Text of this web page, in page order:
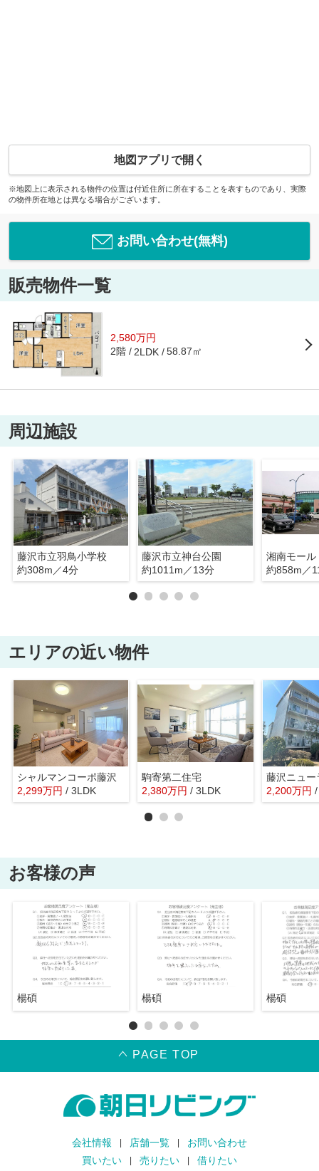
地図アプリで開く
※地図上に表示される物件の位置は付近住所に所在することを表すものであり、実際
の物件所在地とは異なる場合がございます。
お問い合わせ(無料)
販売物件一覧
2,580万円
2階 2LDK 58.87㎡
周辺施設
藤沢市立羽鳥小学校
約308m／4分
藤沢市立神台公園
約1011m／13分
湘南モール
約858m／
エリアの近い物件
シャルマンコーポ藤沢
2,299万円 / 3LDK
駒寄第二住宅
2,380万円 / 3LDK
藤沢ニュー
2,200万円
お客様の声
楊碩 楊碩 楊碩
PAGE TOP
会社情報 店舗一覧
お問い合わせ
買いたい
売りたい 借りたい